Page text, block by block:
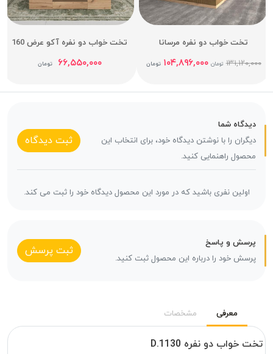
تخت خواب دو نفره مرسانا
۱۳۱,۱۲۰,۰۰۰ تومان ۱۰۴,۸۹۶,۰۰۰ تومان
تخت خواب دو نفره آکو عرض 160
۶۶,۵۵۰,۰۰۰ تومان
دیدگاه شما
دیگران را با نوشتن دیدگاه خود، برای انتخاب این
محصول راهنمایی کنید.
ثبت دیدگاه
اولین نفری باشید که در مورد این محصول دیدگاه خود را ثبت می کند.
پرسش و پاسخ
پرسش خود را درباره این محصول ثبت کنید.
ثبت پرسش
معرفی مشخصات
تخت خواب دو نفره D.1130